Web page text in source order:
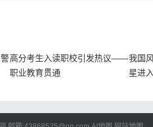
子归入到低保、医疗救助、教育
高分考生入读职校引发热议——
职业教育贯通
我国
星进